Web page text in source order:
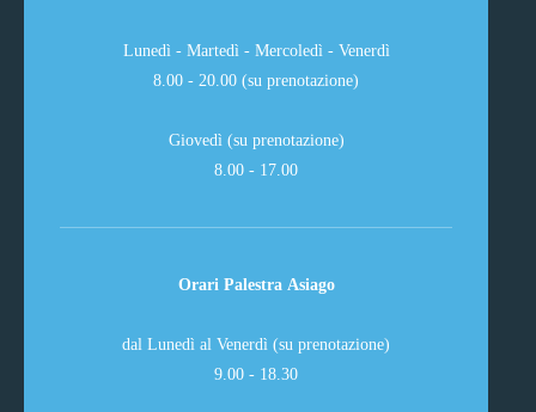
Lunedì - Martedì - Mercoledì - Venerdì
8.00 - 20.00 (su prenotazione)
Giovedì (su prenotazione)
8.00 - 17.00
Orari Palestra Asiago
dal Lunedì al Venerdì (su prenotazione)
9.00 - 18.30